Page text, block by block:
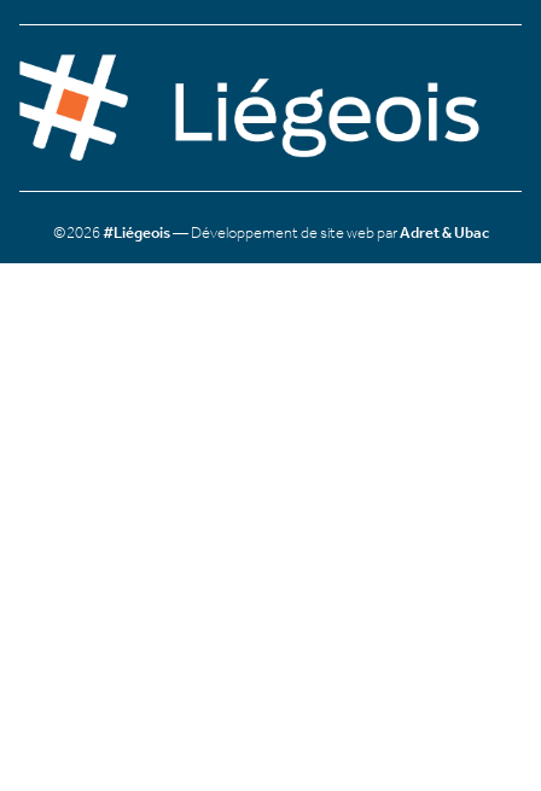
©2026#Liégeois— Développement de site web parAdret & Ubac